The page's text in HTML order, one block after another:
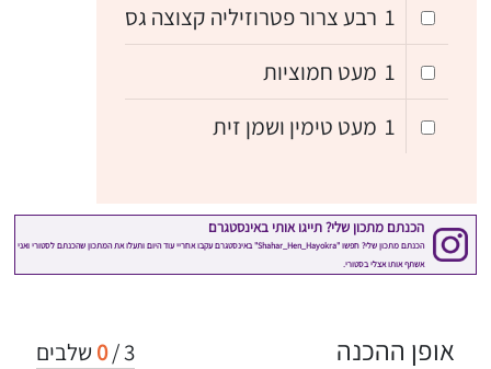
1 רבע צרור פטרוזיליה קצוצה גס
1 מעט חמוציות
1 מעט טימין ושמן זית
3
/
0 שלבים אופן ההכנה